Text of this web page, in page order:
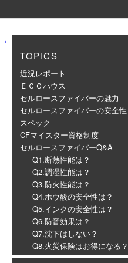
→
TOPICS
近況レポート
ＥＣＯハウス
セルロースファイバーの魅力
セルロースファイバーの安全性
スペック
CFマイスター資格制度
セルロースファイバーQ&A
Q1.断熱性能は？
Q2.調湿性能は？
Q3.防火性能は？
Q4.ホウ酸の安全性は？
Q5.インクの安全性は？
Q6.防音効果は？
Q7.沈下はしない？
Q8.火災保険はお得になる？